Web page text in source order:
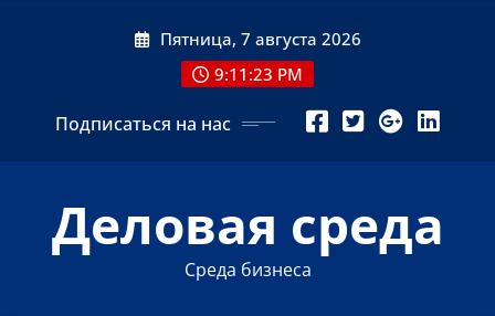
Пятница, 7 августа 2026
9:11:24 PM
Подписаться на нас
Деловая среда
Среда бизнеса